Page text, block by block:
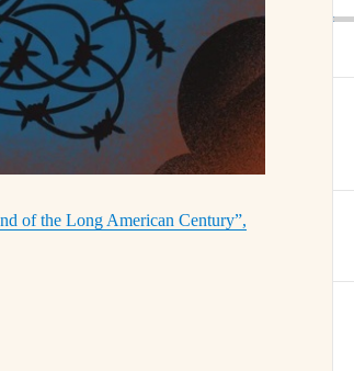
of the Long American Century”,